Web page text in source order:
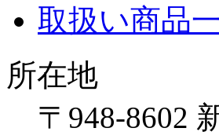
取扱い商品
所在地
〒948-8602